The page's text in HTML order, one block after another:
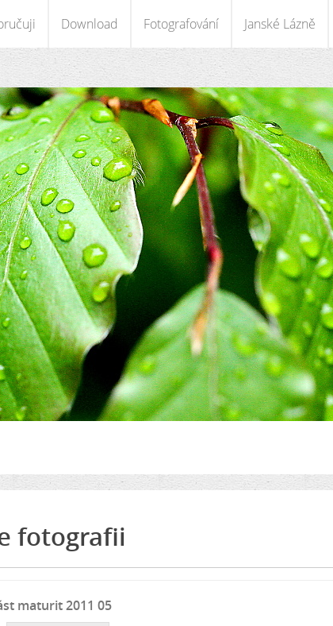
Download Fotografování Janské Lázně
fotografii
maturit 2011 05